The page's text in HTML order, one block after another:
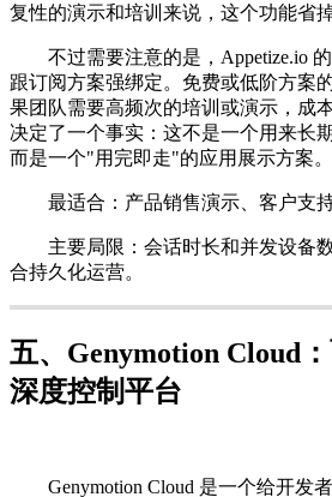
复性的演示和培训来说，这个功能省
不过需要注意的是，Appetize.io 的
跟订阅方案强绑定。免费或低阶方案
果团队需要高频次的培训或演示，成
决定了一个事实：这不是一个用来长
而是一个"用完即走"的应用展示方案。
最适合：产品销售演示、客户支持
主要局限：会话时长和并发设备
合持久化运营。
五、Genymotion Cloud
深度控制平台
Genymotion Cloud 是一个给开发